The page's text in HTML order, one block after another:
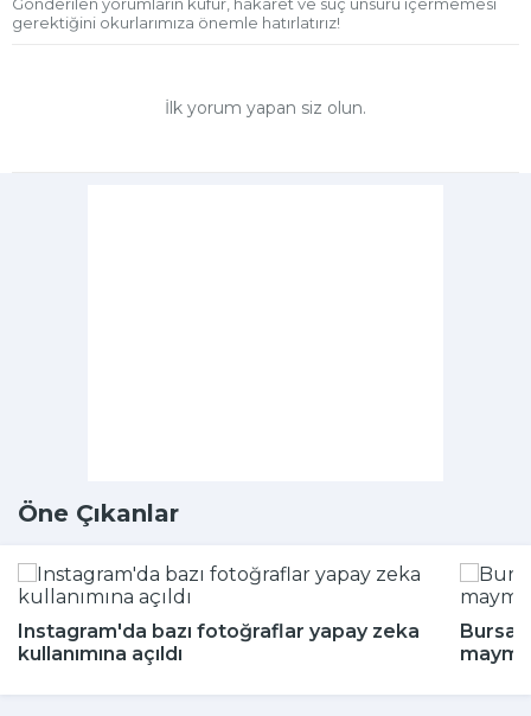
gerektiğini okurlarımıza önemle hatırlatırız!
İlk yorum yapan siz olun.
Öne Çıkanlar
Instagram'da bazı fotoğraflar yapay zeka
kullanımına açıldı